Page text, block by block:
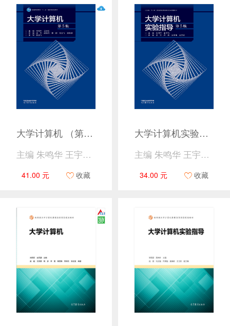
大学计算机 （第5版）
主编 朱鸣华 王宇新 参编 孟华 赵铭伟 董明 刘文飞 郑朴琪
41.00 元 收藏
大学计算机实验指导 （第5版）
主编 朱鸣华 王宇新 参编 孟华 许青 赵铭伟 武文颖
34.00 元 收藏